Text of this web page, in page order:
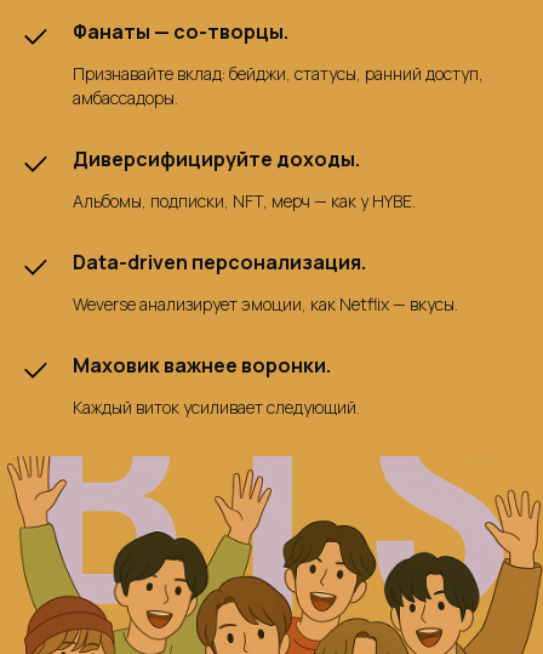
Фанаты — со-творцы.
Признавайте вклад: бейджи, статусы, ранний доступ,
амбассадоры.
Диверсифицируйте доходы.
Альбомы, подписки, NFT, мерч — как у HYBE.
Data-driven персонализация.
Weverse анализирует эмоции, как Netflix — вкусы.
Маховик важнее воронки.
Каждый виток усиливает следующий.